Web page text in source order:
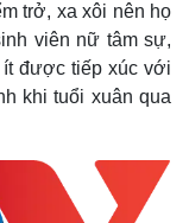
trở, xa xôi nên họ
viên nữ tâm sự,
được tiếp xúc với
khi tuổi xuân qua